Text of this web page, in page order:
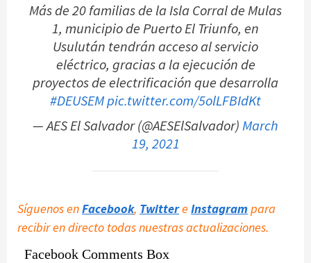
Más de 20 familias de la Isla Corral de Mulas
1, municipio de Puerto El Triunfo, en
Usulután tendrán acceso al servicio
eléctrico, gracias a la ejecución de
proyectos de electrificación que desarrolla
#DEUSEMpic.twitter.com/5olLFBIdKt
— AES El Salvador (@AESElSalvador)March
19, 2021
Síguenos enFacebook, Twittere Instagram para
recibir en directo todas nuestras actualizaciones.
Facebook Comments Box